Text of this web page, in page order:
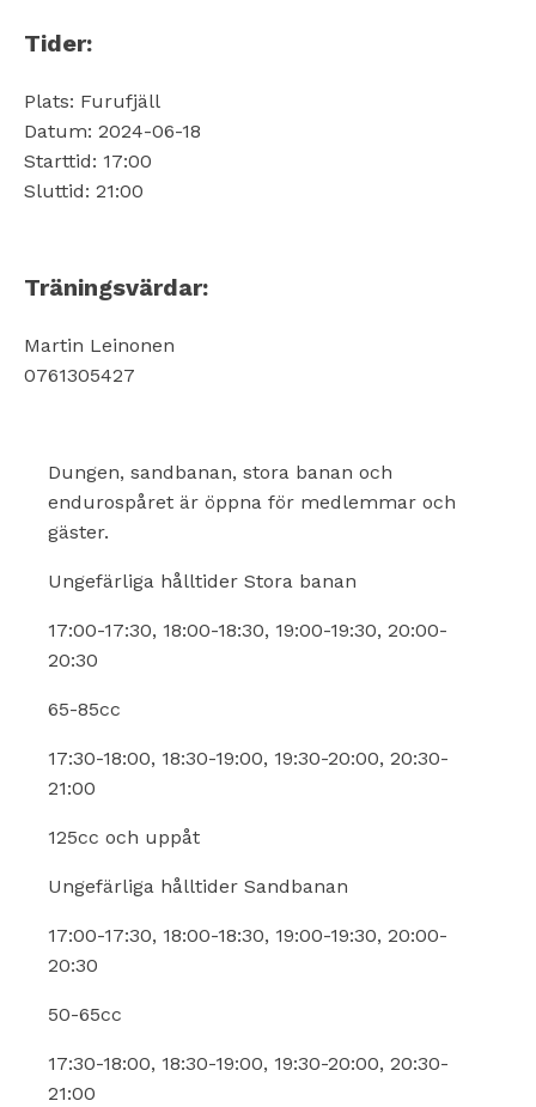
Tider:
Plats: Furufjäll
Datum: 2024-06-18
Starttid: 17:00
Sluttid: 21:00
Träningsvärdar:
Martin Leinonen
0761305427
Dungen, sandbanan, stora banan och
endurospåret är öppna för medlemmar och
gäster.
Ungefärliga hålltider Stora banan
17:00-17:30, 18:00-18:30, 19:00-19:30, 20:00-
20:30
65-85cc
17:30-18:00, 18:30-19:00, 19:30-20:00, 20:30-
21:00
125cc och uppåt
Ungefärliga hålltider Sandbanan
17:00-17:30, 18:00-18:30, 19:00-19:30, 20:00-
20:30
50-65cc
17:30-18:00, 18:30-19:00, 19:30-20:00, 20:30-
21:00